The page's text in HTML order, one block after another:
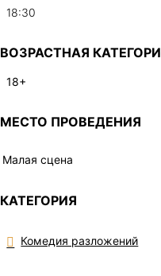
18:30
ВОЗРАСТНАЯ
18+
МЕСТО ПРОВЕДЕНИЯ
Малая сцена
КАТЕГОРИЯ
Комедия разложений